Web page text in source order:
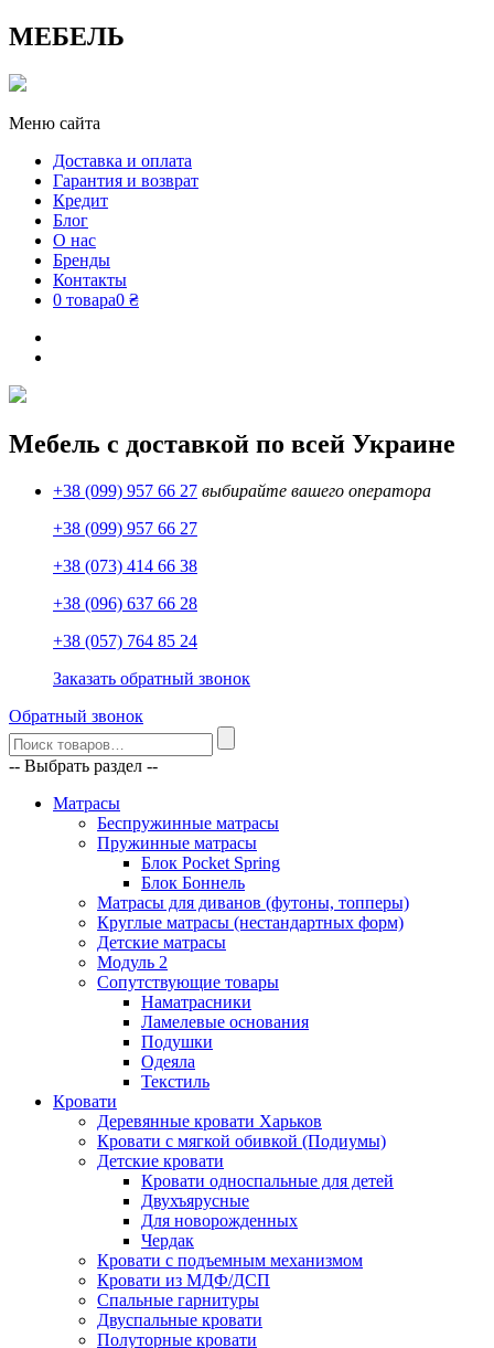
МЕБЕЛЬ
Меню сайта
Доставка и оплата
Гарантия и возврат
Кредит
Блог
О нас
Бренды
Контакты
0 товара0 ₴
Мебель с доставкой по всей Украине
+38 (099) 957 66 27 выбирайте вашего оператора
+38 (099) 957 66 27
+38 (073) 414 66 38
+38 (096) 637 66 28
+38 (057) 764 85 24
Заказать обратный звонок
Обратный звонок
-- Выбрать раздел --
Матрасы
Беспружинные матрасы
Пружинные матрасы
Блок Pocket Spring
Блок Боннель
Матрасы для диванов (футоны, топперы)
Круглые матрасы (нестандартных форм)
Детские матрасы
Модуль 2
Сопутствующие товары
Наматрасники
Ламелевые основания
Подушки
Одеяла
Текстиль
Кровати
Деревянные кровати Харьков
Кровати с мягкой обивкой (Подиумы)
Детские кровати
Кровати односпальные для детей
Двухъярусные
Для новорожденных
Чердак
Кровати с подъемным механизмом
Кровати из МДФ/ДСП
Спальные гарнитуры
Двуспальные кровати
Полуторные кровати